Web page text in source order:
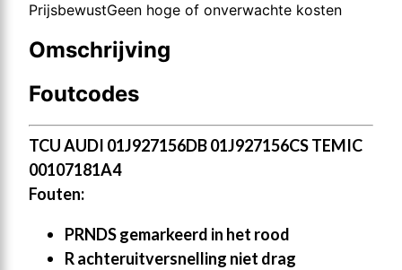
PrijsbewustGeen hoge of onverwachte kosten
Omschrijving
Foutcodes
TCU AUDI 01J927156DB 01J927156CS TEMIC
00107181A4
Fouten:
PRNDS gemarkeerd in het rood
R achteruitversnelling niet drag